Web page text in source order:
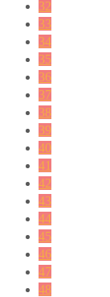
32
33
34
35
36
37
38
39
40
41
42
43
44
45
46
47
48